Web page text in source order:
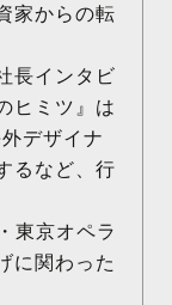
家からの転
長インタビ
ヒミツ』は
デザイナ
るなど、行
東京オペラ
に関わった